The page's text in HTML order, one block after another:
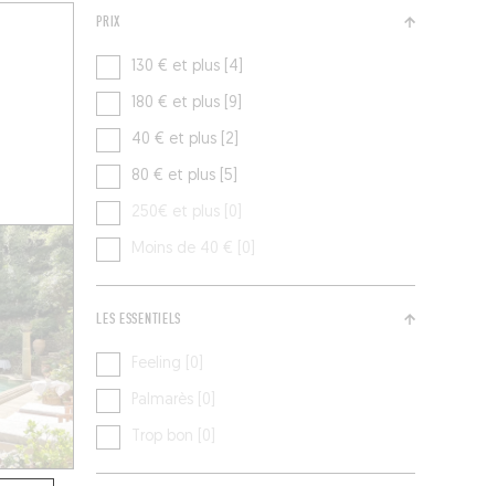
PRIX
130 € et plus [4]
180 € et plus [9]
40 € et plus [2]
80 € et plus [5]
250€ et plus [0]
Moins de 40 € [0]
LES ESSENTIELS
Feeling [0]
Palmarès [0]
Trop bon [0]